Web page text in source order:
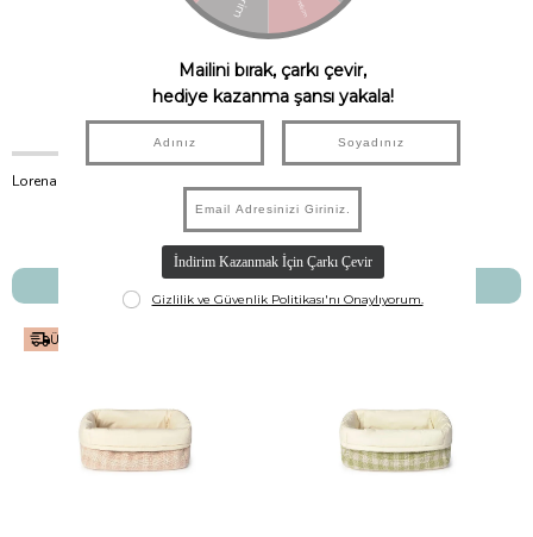
Lorena Canals
₺5.750,00
SEPETE EKLE
₺13.500,00
SEPETE EKLE
Ücretsiz Kargo